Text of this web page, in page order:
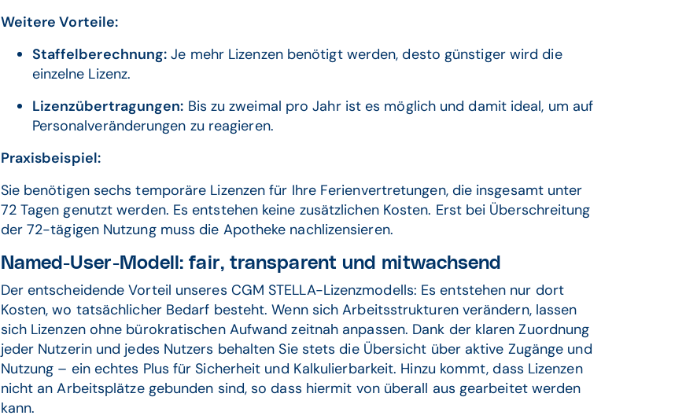
Weitere Vorteile:
Staffelberechnung: Je mehr Lizenzen benötigt werden, desto günstiger wird die
einzelne Lizenz.
Lizenzübertragungen: Bis zu zweimal pro Jahr ist es möglich und damit ideal, um auf
Personalveränderungen zu reagieren.
Praxisbeispiel:
Sie benötigen sechs temporäre Lizenzen für Ihre Ferienvertretungen, die insgesamt unter
72 Tagen genutzt werden. Es entstehen keine zusätzlichen Kosten. Erst bei Überschreitung
der 72-tägigen Nutzung muss die Apotheke nachlizensieren.
Named-User-Modell: fair, transparent und mitwachsend
Der entscheidende Vorteil unseres CGM STELLA-Lizenzmodells: Es entstehen nur dort
Kosten, wo tatsächlicher Bedarf besteht. Wenn sich Arbeitsstrukturen verändern, lassen
sich Lizenzen ohne bürokratischen Aufwand zeitnah anpassen. Dank der klaren Zuordnung
jeder Nutzerin und jedes Nutzers behalten Sie stets die Übersicht über aktive Zugänge und
Nutzung – ein echtes Plus für Sicherheit und Kalkulierbarkeit. Hinzu kommt, dass Lizenzen
nicht an Arbeitsplätze gebunden sind, so dass hiermit von überall aus gearbeitet werden
kann.